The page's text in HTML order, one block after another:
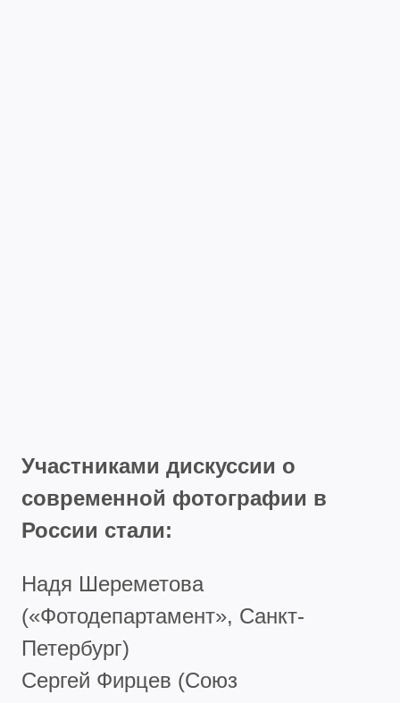
Участниками дискуссии о
современной фотографии в
России стали:
Надя Шереметова
(«Фотодепартамент», Санкт-
Петербург)
Сергей Фирцев (Союз